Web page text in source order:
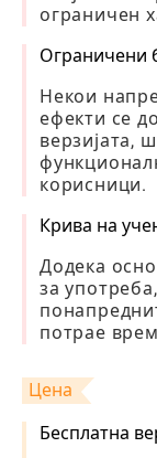
ограничен
Ограничени
Некои
ефекти се
верзијата,
корисници.
Крива на
Додека
за
потрае
Цена
Бесплатна